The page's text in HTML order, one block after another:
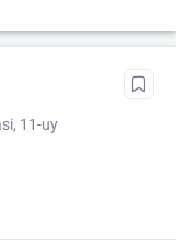
11-uy